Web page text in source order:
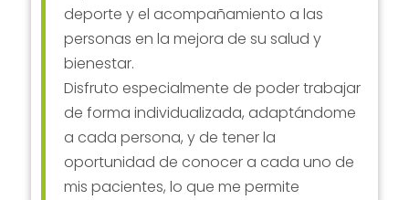
deporte y el acompañamiento a las
personas en la mejora de su salud y
bienestar.
Disfruto especialmente de poder trabajar
de forma individualizada, adaptándome
a cada persona, y de tener la
oportunidad de conocer a cada uno de
mis pacientes, lo que me permite